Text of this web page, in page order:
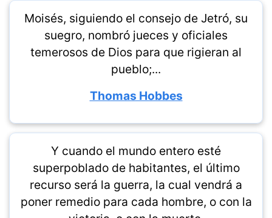
Moisés, siguiendo el consejo de Jetró, su
suegro, nombró jueces y oficiales
temerosos de Dios para que rigieran al
pueblo;...
Thomas Hobbes
Y cuando el mundo entero esté
superpoblado de habitantes, el último
recurso será la guerra, la cual vendrá a
poner remedio para cada hombre, o con la